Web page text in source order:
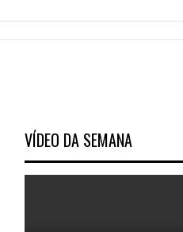
VÍDEO DA SEMANA